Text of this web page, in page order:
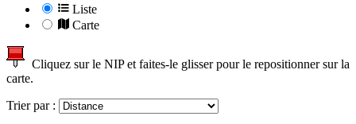
Liste
Carte
Cliquez sur le NIP et faites-le glisser pour le repositionner sur la
carte.
Trier par :